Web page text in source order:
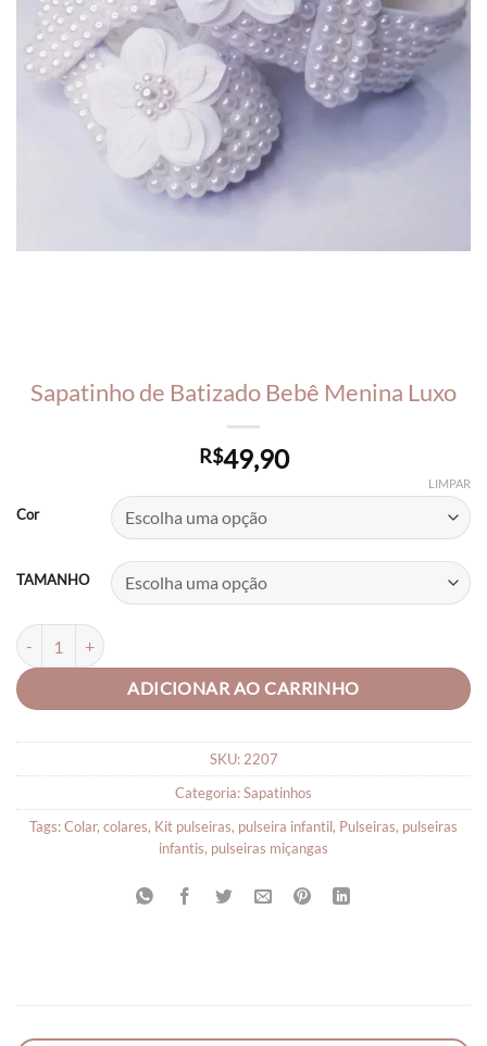
Sapatinho de Batizado Bebê Menina Luxo
R$49,90
Cor
TAMANHO
LIMPAR
Sapatinho de Batizado Bebê Menina Luxo quantidade
ADICIONAR AO CARRINHO
SKU: 2207
Categoria:Sapatinhos
Tags:Colar, colares, Kit pulseiras, pulseira infantil, Pulseiras, pulseiras
infantis, pulseiras miçangas